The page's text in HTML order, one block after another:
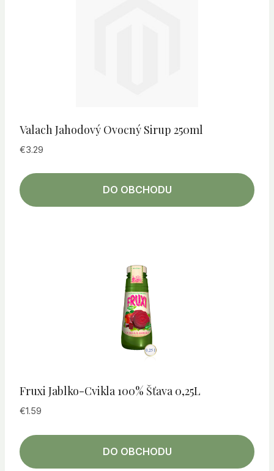
Valach Jahodový Ovocný Sirup 250ml
€3.29
DO OBCHODU
Fruxi Jablko-Cvikla 100% Šťava 0,25L
€1.59
DO OBCHODU